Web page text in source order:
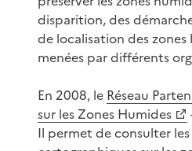
disparition, des
de localisation des
menées par différents
En 2008, le Réseau
sur les Zones Humides
Il permet de consulter